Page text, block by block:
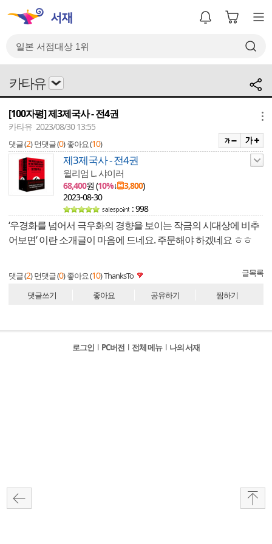
카타유
[100자평] 제3제국사 - 전4권
카타유 2023/08/30 13:55
댓글 (2) 먼댓글 (0) 좋아요 (10)
제3제국사 - 전4권
윌리엄 L. 샤이러
68,400원 (10%↓ 3,800)
2023-08-30
: 998
‘우경화를 넘어서 극우화의 경향을 보이는 작금의 시대상에 비추
어보면‘ 이란 소개글이 마음에 드네요. 주문해야 하겠네요 ㅎㅎ
댓글 (2) 먼댓글 (0) 좋아요 (10)ThanksTo 글목록
댓글쓰기 좋아요 공유하기 찜하기
로그인 l PC버전 l 전체 메뉴 l 나의 서재